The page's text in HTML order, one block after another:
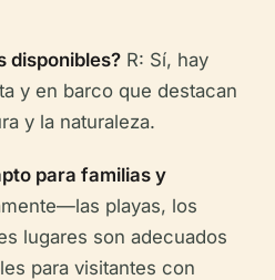
disponibles? R: Sí, hay
y en barco que destacan
y la naturaleza.
para familias y
playas, los
lugares son adecuados
para visitantes con